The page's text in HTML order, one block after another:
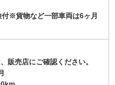
※貨物など一部車両は6ヶ月
販売店にご確認ください。